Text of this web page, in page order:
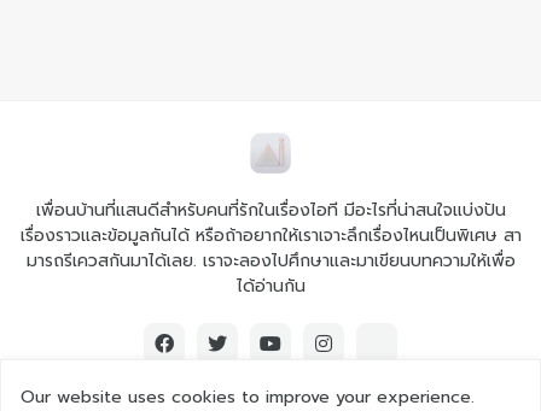
เพื่อนบ้านที่แสนดีสำหรับคนที่รักในเรื่องไอที มีอะไรที่น่าสนใจแบ่งปัน
เรื่องราวและข้อมูลกันได้ หรือถ้าอยากให้เราเจาะลึกเรื่องไหนเป็นพิเศษ สา
มารถรีเควสกันมาได้เลย. เราจะลองไปศึกษาและมาเขียนบทความให้เพื่อ
ได้อ่านกัน
Our website uses cookies to improve your experience.